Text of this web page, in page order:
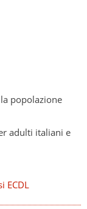
popolazione
adulti italiani e
ECDL